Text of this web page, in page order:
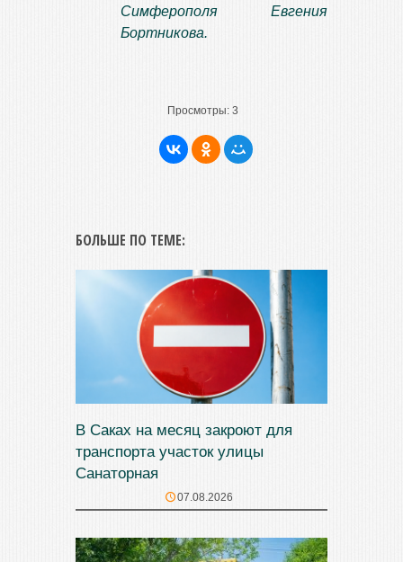
Симферополя Евгения
Бортникова.
Просмотры: 3
БОЛЬШЕ ПО ТЕМЕ:
В Саках на месяц закроют для
транспорта участок улицы
Санаторная
07.08.2026